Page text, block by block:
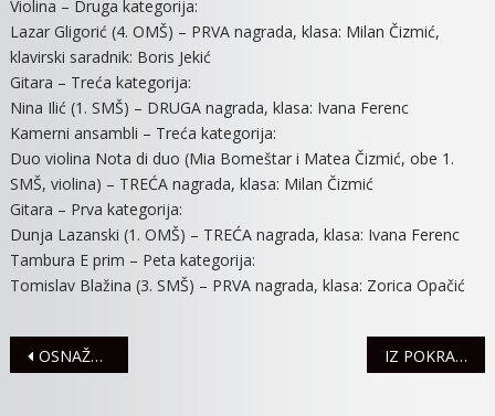
Violina – Druga kategorija:
Lazar Gligorić (4. OMŠ) – PRVA nagrada, klasa: Milan Čizmić,
klavirski saradnik: Boris Jekić
Gitara – Treća kategorija:
Nina Ilić (1. SMŠ) – DRUGA nagrada, klasa: Ivana Ferenc
Kamerni ansambli – Treća kategorija:
Duo violina Nota di duo (Mia Bomeštar i Matea Čizmić, obe 1.
SMŠ, violina) – TREĆA nagrada, klasa: Milan Čizmić
Gitara – Prva kategorija:
Dunja Lazanski (1. OMŠ) – TREĆA nagrada, klasa: Ivana Ferenc
Tambura E prim – Peta kategorija:
Tomislav Blažina (3. SMŠ) – PRVA nagrada, klasa: Zorica Opačić
Navigacija
OSNAŽENA, ONA MOŽE SVE IZ POKRAJINE SREDSTVA ZA MITROVAČKU BOLNICU I DOM ZDRAVLJA